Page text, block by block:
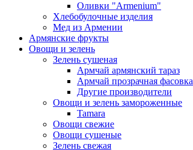
Оливки "Armenium"
Хлебобулочные изделия
Мед из Армении
Армянские фрукты
Овощи и зелень
Зелень сушеная
Армчай армянский тараз
Армчай прозрачная фасовка
Другие производители
Овощи и зелень замороженные
Tamara
Овощи свежие
Овощи сушеные
Зелень свежая